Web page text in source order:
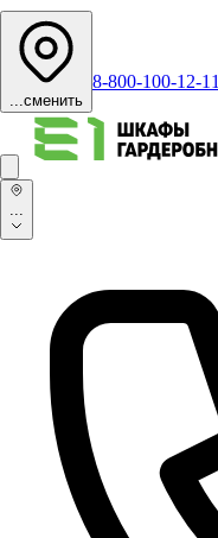
...сменить
8-800-100-12-11
...